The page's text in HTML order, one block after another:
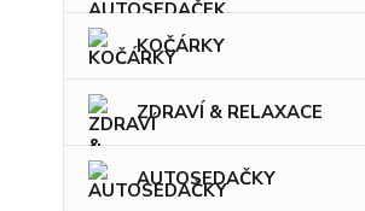
KOČÁRKY
ZDRAVÍ & RELAXACE
AUTOSEDAČKY